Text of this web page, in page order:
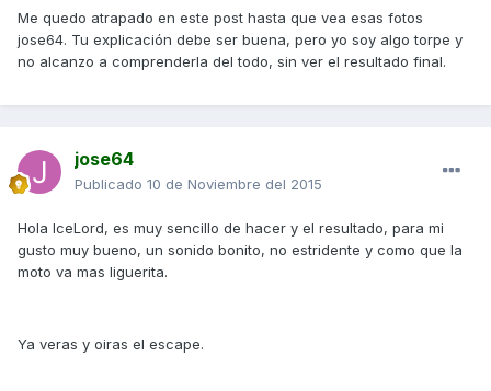
Me quedo atrapado en este post hasta que vea esas fotos
jose64. Tu explicación debe ser buena, pero yo soy algo torpe y
no alcanzo a comprenderla del todo, sin ver el resultado final.
jose64
Publicado 10 de Noviembre del 2015
Hola IceLord, es muy sencillo de hacer y el resultado, para mi
gusto muy bueno, un sonido bonito, no estridente y como que la
moto va mas liguerita.
Ya veras y oiras el escape.